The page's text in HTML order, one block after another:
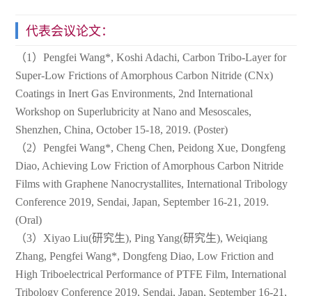
代表会议论文：
（1）Pengfei Wang*, Koshi Adachi, Carbon Tribo-Layer for
Super-Low Frictions of Amorphous Carbon Nitride (CNx)
Coatings in Inert Gas Environments, 2nd International
Workshop on Superlubricity at Nano and Mesoscales,
Shenzhen, China, October 15-18, 2019. (Poster)
（2）Pengfei Wang*, Cheng Chen, Peidong Xue, Dongfeng
Diao, Achieving Low Friction of Amorphous Carbon Nitride
Films with Graphene Nanocrystallites, International Tribology
Conference 2019, Sendai, Japan, September 16-21, 2019.
(Oral)
（3）Xiyao Liu(研究生), Ping Yang(研究生), Weiqiang
Zhang, Pengfei Wang*, Dongfeng Diao, Low Friction and
High Triboelectrical Performance of PTFE Film, International
Tribology Conference 2019, Sendai, Japan, September 16-21,